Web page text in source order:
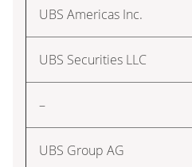
UBS Americas Inc.
UBS Securities LLC
–
UBS Group AG